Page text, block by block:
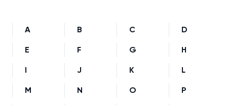
A B C D
E F G H
I J K L
M N O P